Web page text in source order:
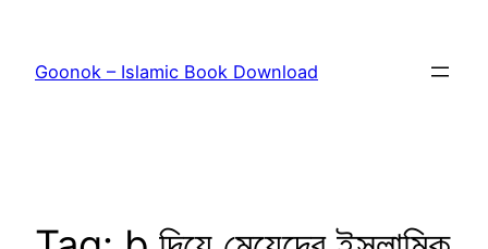
content
Goonok – Islamic Book Download